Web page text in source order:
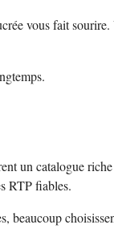
vous fait
un catalogue
RTP fiables.
beaucoup